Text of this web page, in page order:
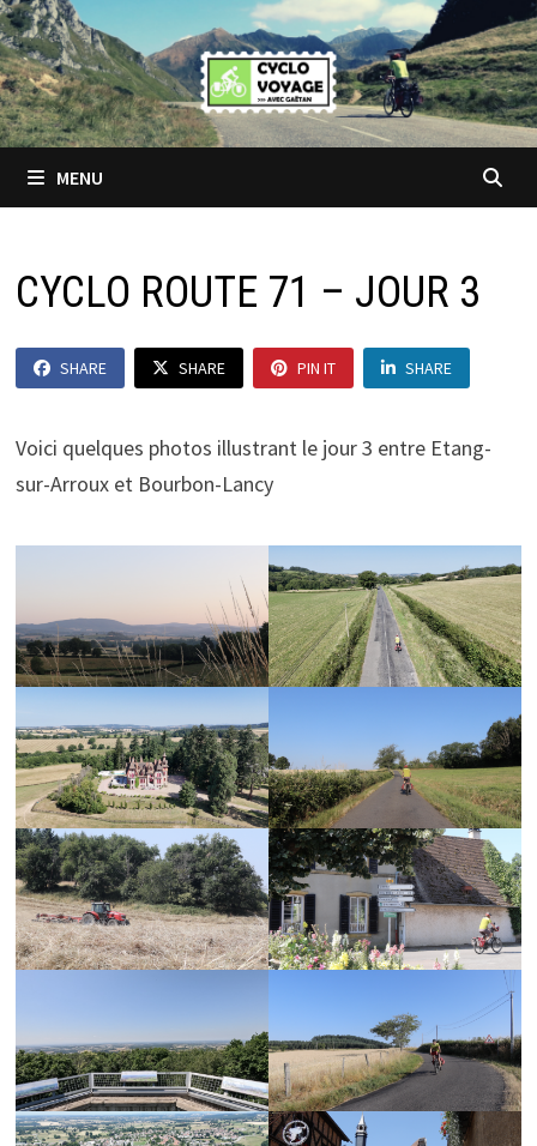
Passer
au
contenu
MENU
CYCLO ROUTE 71 – JOUR 3
SHARE SHARE PIN IT SHARE
Voici quelques photos illustrant le jour 3 entre Etang-
sur-Arroux et Bourbon-Lancy